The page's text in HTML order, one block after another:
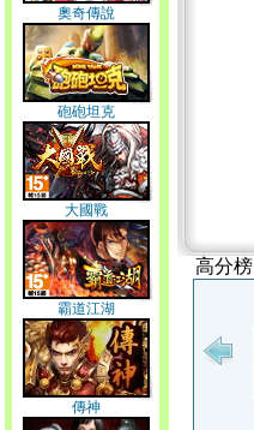
奧奇傳說
砲砲坦克
大國戰
霸道江湖
傳神
高分榜